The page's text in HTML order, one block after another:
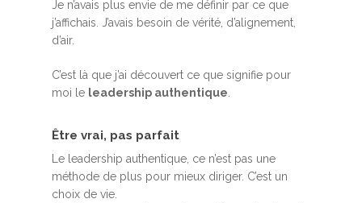
Je n’avais plus envie de me définir par ce que
j’affichais. J’avais besoin de vérité, d’alignement,
d’air.
C’est là que j’ai découvert ce que signifie pour
moi le leadership authentique
Être vrai, pas parfait
Le leadership authentique, ce n’est pas une
méthode de plus pour mieux diriger. C’est un
choix de vie.